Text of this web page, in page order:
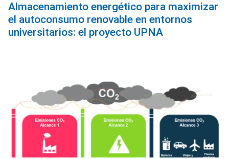
Almacenamiento energético para maximizar
el autoconsumo renovable en entornos
universitarios: el proyecto UPNA